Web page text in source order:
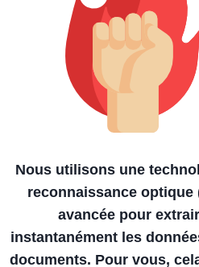
Nous utilisons une
reconnaissance optique
avancée pour
instantanément les
documents. Pour vous,